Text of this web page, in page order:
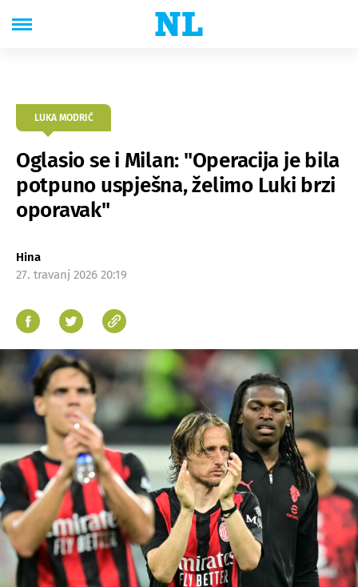
LUKA MODRIĆ
Oglasio se i Milan: "Operacija je bila
potpuno uspješna, želimo Luki brzi
oporavak"
Hina
27. travanj 2026 20:19